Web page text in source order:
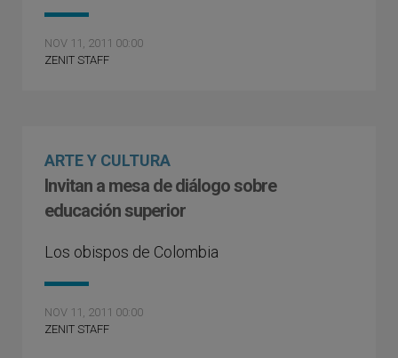
NOV 11, 2011 00:00
ZENIT STAFF
ARTE Y CULTURA
Invitan a mesa de diálogo sobre
educación superior
Los obispos de Colombia
NOV 11, 2011 00:00
ZENIT STAFF